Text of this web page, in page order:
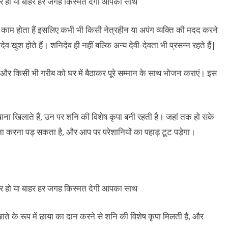
होता हैं इसलिए कभी भी किसी नेत्रहीन या अपंग व्यक्ति की मदद करने
होते हैं। शनिदेव ही नहीं बल्कि अन्य देवी-देवता भी प्रसन्न रहते हैं|
किसी भी गरीब को घर में बैठाकर पूरे सम्मान के साथ भोजन कराएं। इस
खिलाते हैं, उन पर शनि की विशेष कृपा बनी रहती है। जहां तक हो सके
करना पड़ सकता है, और आप पर परेशानियों का पहाड़ टूट पड़ेगा।
के रूप में छाया का दान करने से शनि की विशेष कृपा मिलती है, और